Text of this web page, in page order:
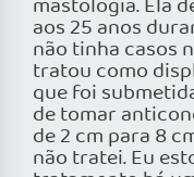
mastologia. Ela
aos 25 anos
não tinha casos
tratou como
que foi
de tomar
de 2 cm para 8
não tratei. Eu